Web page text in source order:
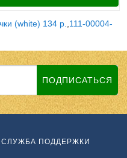
(white) 134 р. 111-00004-
ПОДПИСАТЬСЯ
СЛУЖБА ПОДДЕРЖКИ